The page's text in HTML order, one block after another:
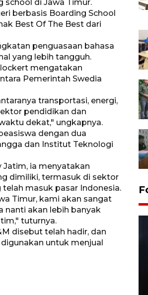
school di Jawa Timur.
berbasis Boarding School
Best Of The Best dari
penguasaan bahasa
yang lebih tangguh.
mengatakan
Pemerintah Swedia
transportasi, energi,
pendidikan dan
dekat," ungkapnya.
dengan dua
dan Institut Teknologi
ia menyatakan
dimiliki, termasuk di sektor
masuk pasar Indonesia.
Timur, kami akan sangat
nanti akan lebih banyak
tuturnya.
disebut telah hadir, dan
untuk menjual